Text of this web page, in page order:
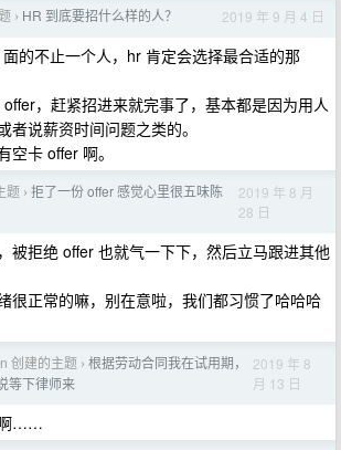
› HR 到底要招什么样的人？ 2019 年 9 月 4 日
的不止一个人，hr 肯定会选择最合适的那
，赶紧招进来就完事了，基本都是因为用人
者说薪资时间问题之类的。
空卡 offer 啊。
题 › 拒了一份 offer 感觉心里很五味陈
2019 年 8 月
28 日
被拒绝 offer 也就气一下下，然后立马跟进其他
很正常的嘛，别在意啦，我们都习惯了哈哈哈
创建的主题 › 根据劳动合同我在试用期，
等下律师来
2019 年 8
月 13 日
啊……